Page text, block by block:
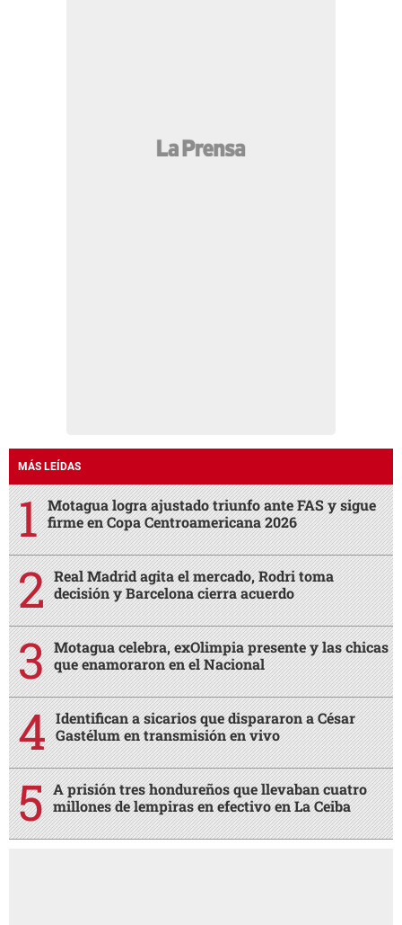
MÁS LEÍDAS
Motagua logra ajustado triunfo ante FAS y sigue
firme en Copa Centroamericana 2026
Real Madrid agita el mercado, Rodri toma
decisión y Barcelona cierra acuerdo
Motagua celebra, exOlimpia presente y las chicas
que enamoraron en el Nacional
Identifican a sicarios que dispararon a César
Gastélum en transmisión en vivo
A prisión tres hondureños que llevaban cuatro
millones de lempiras en efectivo en La Ceiba